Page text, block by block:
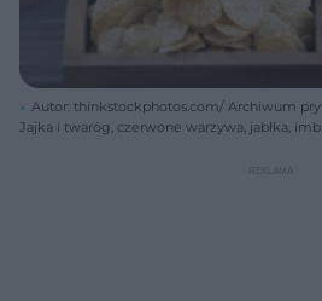
Autor: thinkstockphotos.com/ Archiwum
Jajka i twaróg, czerwone warzywa, jabłka,
codziennej diety, masz szansę zgubić kilka